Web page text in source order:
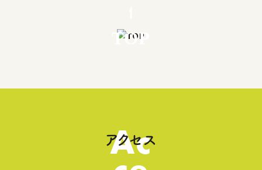
TOP
Ac
アクセス